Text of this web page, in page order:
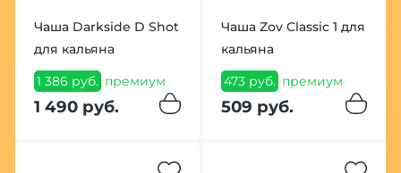
Чаша Darkside D Shot
для кальяна
1 386 руб. премиум
1 490 руб.
Чаша Zov Classic 1 для
кальяна
473 руб. премиум
509 руб.